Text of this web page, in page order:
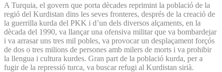
A Turquia, el govern que porta dècades reprimint la població de la
regió del Kurdistan dins les seves fronteres, després de la creació de
la guerrilla kurda del PKK i d’un dels diversos alçaments, en la
dècada del 1990, va llançar una ofensiva militar que va bombardejar
i va arrasar uns tres mil pobles, va provocar un desplaçament forçós
de dos o tres milions de persones amb milers de morts i va prohibir
la llengua i cultura kurdes. Gran part de la població kurda, per a
fugir de la repressió turca, va buscar refugi al Kurdistan sirià.